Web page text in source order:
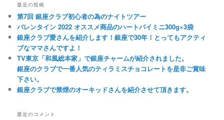
最近の投稿
第7回 銀座クラブ初心者の為のナイトツアー
バレンタイン 2022 オススメ商品のハートパイミニ300g×3袋
銀座クラブ愛さんを紹介します！銀座で30年！とってもアクティ
ブなママさんですよ！
TV東京「和風総本家」で銀座チャームが紹介されました。
銀座のクラブで一番人気のティラミスチョコレートを是非ご賞味
下さい。
銀座クラブで禁煙のオーキッドさんを紹介させて頂きます。
最近のコメント